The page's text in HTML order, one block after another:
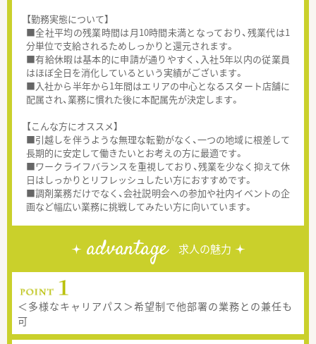
【勤務実態について】
■全社平均の残業時間は月10時間未満となっており、残業代は1
分単位で支給されるためしっかりと還元されます。
■有給休暇は基本的に申請が通りやすく、入社5年以内の従業員
はほぼ全日を消化しているという実績がございます。
■入社から半年から1年間はエリアの中心となるスタート店舗に
配属され、業務に慣れた後に本配属先が決定します。
【こんな方にオススメ】
■引越しを伴うような無理な転勤がなく、一つの地域に根差して
長期的に安定して働きたいとお考えの方に最適です。
■ワークライフバランスを重視しており、残業を少なく抑えて休
日はしっかりとリフレッシュしたい方におすすめです。
■調剤業務だけでなく、会社説明会への参加や社内イベントの企
画など幅広い業務に挑戦してみたい方に向いています。
advantage 求人の魅力
＜多様なキャリアパス＞希望制で他部署の業務との兼任も
可